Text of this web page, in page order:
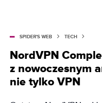
SPIDER'S WEB TECH
NordVPN
z nowoczesnym
nie tylko VPN